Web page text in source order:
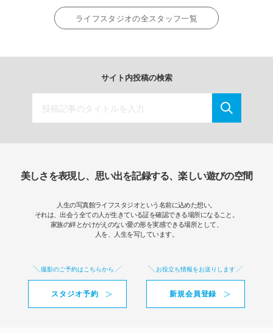
ライフスタジオの全スタッフ一覧
サイト内投稿の検索
美しさを表現し、思い出を記録する、楽しい遊びの空間
人生の写真館ライフスタジオという名前に込めた想い。
それは、出会う全ての人が生きている証を確認できる場所になること。
家族の絆とかけがえのない愛の形を実感できる場所として、
人を、人生を写しています。
撮影のご予約はこちらから
スタジオ予約
お役立ち情報をお送りします
新規会員登録